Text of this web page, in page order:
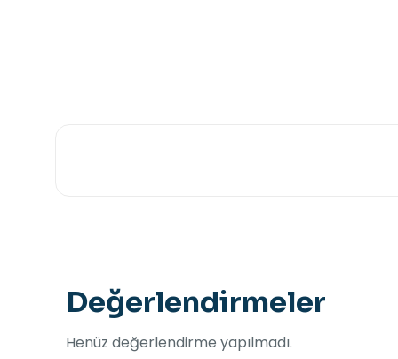
Değerlendirmeler
Henüz değerlendirme yapılmadı.